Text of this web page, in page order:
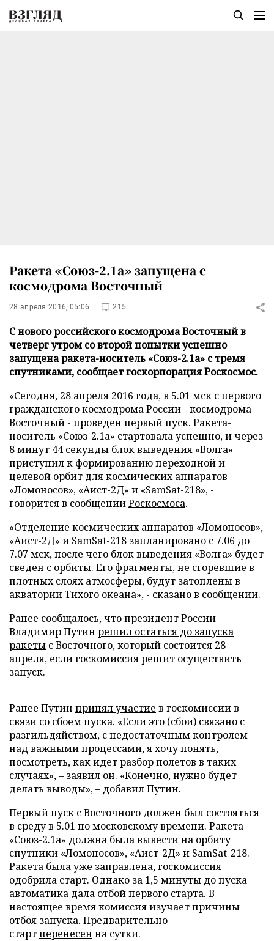
Ракета «Союз-2.1а» запущена с
космодрома Восточный
28 апреля 2016, 05:06 215
С нового российского космодрома Восточный в
четверг утром со второй попытки успешно
запущена ракета-носитель «Союз-2.1а» с тремя
спутниками, сообщает госкорпорация Роскосмос.
«Сегодня, 28 апреля 2016 года, в 5.01 мск с первого
гражданского космодрома России - космодрома
Восточный - проведен первый пуск. Ракета-
носитель «Союз-2.1а» стартовала успешно, и через
8 минут 44 секунды блок выведения «Волга»
приступил к формированию переходной и
целевой орбит для космических аппаратов
«Ломоносов», «Аист-2Д» и «SamSat-218», -
говорится в сообщенииРоскосмоса.
«Отделение космических аппаратов «Ломоносов»,
«Аист-2Д» и SamSat-218 запланировано с 7.06 до
7.07 мск, после чего блок выведения «Волга» будет
сведен с орбиты. Его фрагменты, не сгоревшие в
плотных слоях атмосферы, будут затоплены в
акватории Тихого океана», - сказано в сообщении.
Ранее сообщалось, что президент России
Владимир Путин решил остаться до запуска
ракеты с Восточного, который состоится 28
апреля, если госкомиссия решит осуществить
запуск.
Ранее Путин принял участие в госкомиссии в
связи со сбоем пуска. «Если это (сбои) связано с
разгильдяйством, с недостаточным контролем
над важными процессами, я хочу понять,
посмотреть, как идет разбор полетов в таких
случаях», – заявил он. «Конечно, нужно будет
делать выводы», – добавил Путин.
Первый пуск с Восточного должен был состояться
в среду в 5.01 по московскому времени. Ракета
«Союз-2.1а» должна была вывести на орбиту
спутники «Ломоносов», «Аист-2Д» и SamSat-218.
Ракета была уже заправлена, госкомиссия
одобрила старт. Однако за 1,5 минуты до пуска
автоматика дала отбой первого старта. В
настоящее время комиссия изучает причины
отбоя запуска. Предварительно
стартперенесен на сутки.